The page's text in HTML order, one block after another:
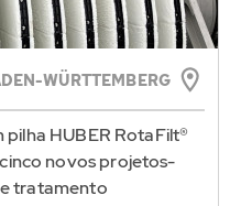
WÜRTTEMBERG
HUBER RotaFilt®
novos projetos-
tratamento